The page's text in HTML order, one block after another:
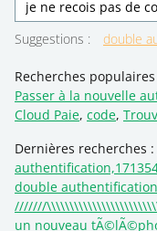
Suggestions : double
Recherches populaires
Passer à la nouvelle
Cloud Paie, code,
Dernières recherches :
double authentification
///////
un nouveau